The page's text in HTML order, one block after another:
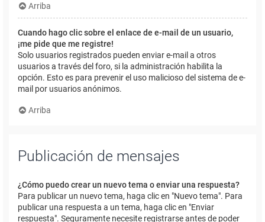
Arriba
Cuando hago clic sobre el enlace de e-mail de un usuario,
¡me pide que me registre!
Solo usuarios registrados pueden enviar e-mail a otros
usuarios a través del foro, si la administración habilita la
opción. Esto es para prevenir el uso malicioso del sistema de e-
mail por usuarios anónimos.
Arriba
Publicación de mensajes
¿Cómo puedo crear un nuevo tema o enviar una respuesta?
Para publicar un nuevo tema, haga clic en "Nuevo tema". Para
publicar una respuesta a un tema, haga clic en "Enviar
respuesta". Seguramente necesite registrarse antes de poder